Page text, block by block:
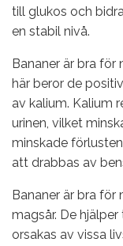
till glukos och
en stabil nivå.
Bananer är bra för
här beror de
av kalium. Kalium
urinen, vilket
minskade
att drabbas av
Bananer är bra
magsår. De
orsakas av vissa